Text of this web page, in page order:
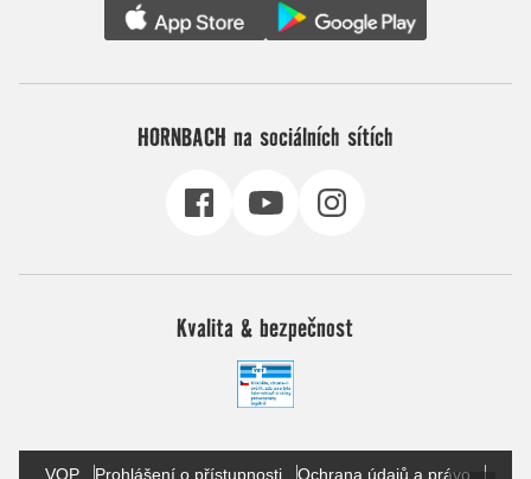
HORNBACH na sociálních sítích
Kvalita & bezpečnost
VOP Prohlášení o přístupnosti Ochrana údajů a právo